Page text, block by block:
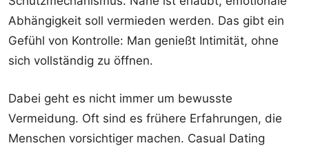
Abhängigkeit soll vermieden werden. Das gibt ein
Gefühl von Kontrolle: Man genießt Intimität, ohne
sich vollständig zu öffnen.
Dabei geht es nicht immer um bewusste
Vermeidung. Oft sind es frühere Erfahrungen, die
Menschen vorsichtiger machen. Casual Dating